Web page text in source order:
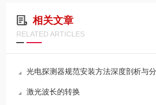
相关文章
RELATED ARTICLES
光电探测器规范安装方法深度剖析与
激光波长的转换